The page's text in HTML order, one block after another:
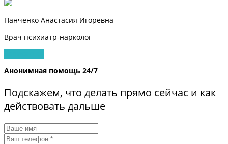
Панченко Анастасия Игоревна
Врач психиатр-нарколог
Анонимная помощь 24/7
Подскажем, что делать прямо сейчас и как
действовать дальше